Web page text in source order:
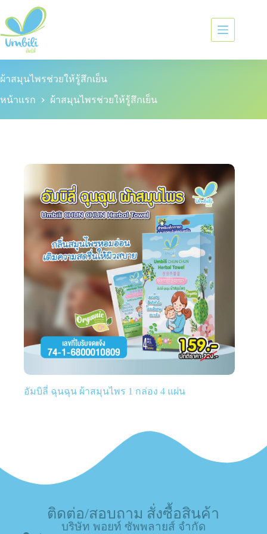
ผ้าสมุนไพรช่วยให้รู้สึกเย็น
หน้าแรก ผ้าสมุนไพรช่วยให้รู้สึกเย็น
อัมบิลี่ ฉุนฉุน ผ้าสมุนไพร 1 กล่อง 4 แผ่น
ติดต่อ/สอบถาม สั่งซื้อสินค้า
บริษัท พอยท์ ซัพพลายส์ จำกัด